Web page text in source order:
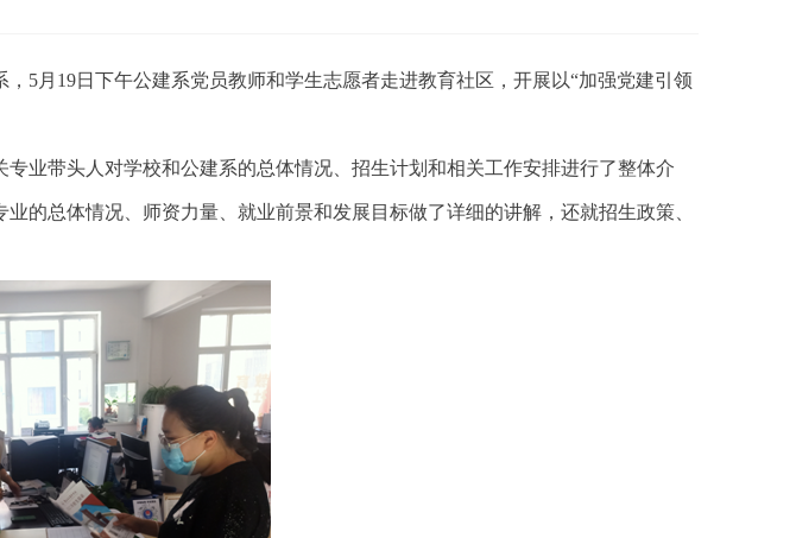
5月19日下午公建系党员教师和学生志愿者走进教育社区，开展以“加强党建引领
业带头人对学校和公建系的总体情况、招生计划和相关工作安排进行了整体介
的总体情况、师资力量、就业前景和发展目标做了详细的讲解，还就招生政策、